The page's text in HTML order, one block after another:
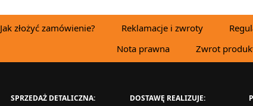
Jak złożyć zamówienie? Reklamacje i zwroty
Nota prawna
Zwrot
SPRZEDAŻ DETALICZNA: DOSTAWĘ REALIZUJE: